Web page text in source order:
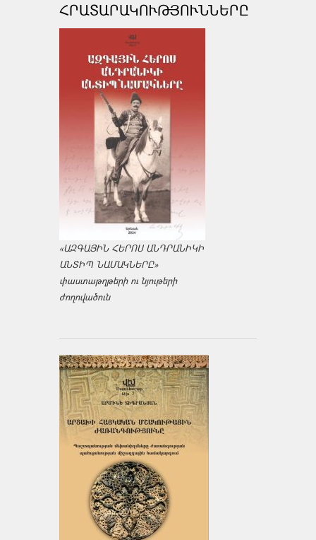
ՀՐԱՏԱՐԱԿՈՒԹՅՈՒՆՆԵՐԸ
«ԱԶԳԱՅԻՆ ՀԵՐՈՍ ԱՆԴՐԱՆԻԿԻ
ԱՆՏԻՊ ՆԱՄԱԿՆԵՐԸ»
փաստաթղթերի ու նյութերի
ժողովածուն